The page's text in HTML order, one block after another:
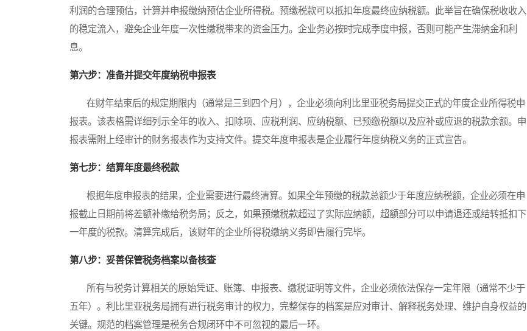
利润的合理预估，计算并申报缴纳预估企业所得税。预缴税款可以抵扣年度最终应纳税额。此举旨在确保税收收入
的稳定流入，避免企业年度一次性缴税带来的资金压力。企业务必按时完成季度申报，否则可能产生滞纳金和利
息。
第六步：准备并提交年度纳税申报表
在财年结束后的规定期限内（通常是三到四个月），企业必须向利比里亚税务局提交正式的年度企业所得税申
报表。该表格需详细列示全年的收入、扣除项、应税利润、应纳税额、已预缴税额以及应补或应退的税款余额。申
报表需附上经审计的财务报表作为支持文件。提交年度申报表是企业履行年度纳税义务的正式宣告。
第七步：结算年度最终税款
根据年度申报表的结果，企业需要进行最终清算。如果全年预缴的税款总额少于年度应纳税额，企业必须在申
报截止日期前将差额补缴给税务局；反之，如果预缴税款超过了实际应纳额，超额部分可以申请退还或结转抵扣下
一年度的税款。清算完成后，该财年的企业所得税缴纳义务即告履行完毕。
第八步：妥善保管税务档案以备核查
所有与税务计算相关的原始凭证、账簿、申报表、缴税证明等文件，企业必须依法保存一定年限（通常不少于
五年）。利比里亚税务局拥有进行税务审计的权力，完整保存的档案是应对审计、解释税务处理、维护自身权益的
关键。规范的档案管理是税务合规闭环中不可忽视的最后一环。